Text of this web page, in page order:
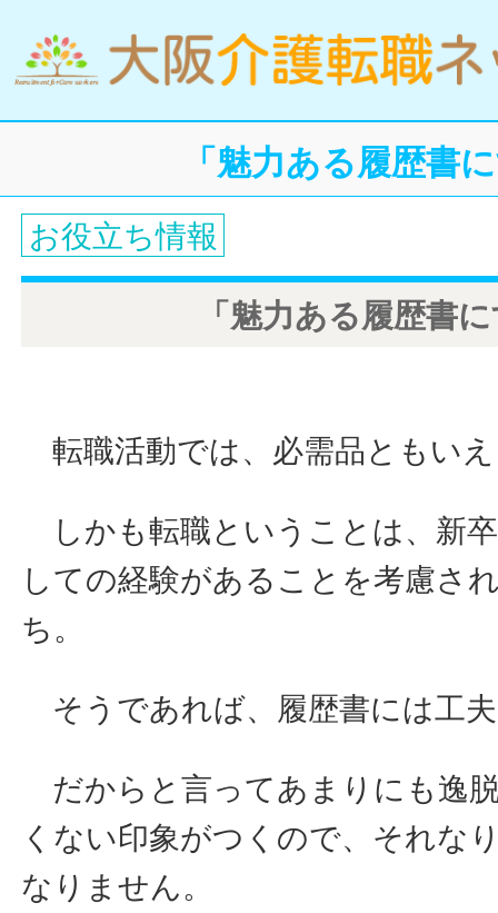
「魅力ある履歴書
お役立ち情報
「魅力ある履歴書
転職活動では、必需品ともい
しかも転職ということは、新
しての経験があることを考慮さ
ち。
そうであれば、履歴書には工
だからと言ってあまりにも逸
くない印象がつくので、それな
なりません。